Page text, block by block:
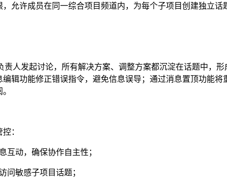
允许成员在同一综合项目频道内，为每个子项目创建独立话
人发起讨论，所有解决方案、调整方案都沉淀在话题中，形
辑功能修正错误指令，避免信息误导；通过消息置顶功能将
：
互动，确保协作自主性；
问敏感子项目话题；